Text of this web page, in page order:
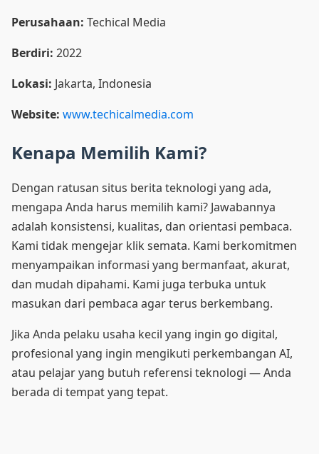
Perusahaan: Techical Media
Berdiri: 2022
Lokasi: Jakarta, Indonesia
Website: www.techicalmedia.com
Kenapa Memilih Kami?
Dengan ratusan situs berita teknologi yang ada,
mengapa Anda harus memilih kami? Jawabannya
adalah konsistensi, kualitas, dan orientasi pembaca.
Kami tidak mengejar klik semata. Kami berkomitmen
menyampaikan informasi yang bermanfaat, akurat,
dan mudah dipahami. Kami juga terbuka untuk
masukan dari pembaca agar terus berkembang.
Jika Anda pelaku usaha kecil yang ingin go digital,
profesional yang ingin mengikuti perkembangan AI,
atau pelajar yang butuh referensi teknologi — Anda
berada di tempat yang tepat.